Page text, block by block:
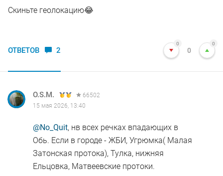
Скиньте геолокацию😂
ОТВЕТОВ 2
0
0
0
O.S.M.
66502
15 мая 2026, 13:40
@No_Quit, нв всех речках впадающих в
Обь. Если в городе - ЖБИ, Угрюмка( Малая
Затонская протока), Тулка, нижняя
Ельцовка, Матвеевские протоки.